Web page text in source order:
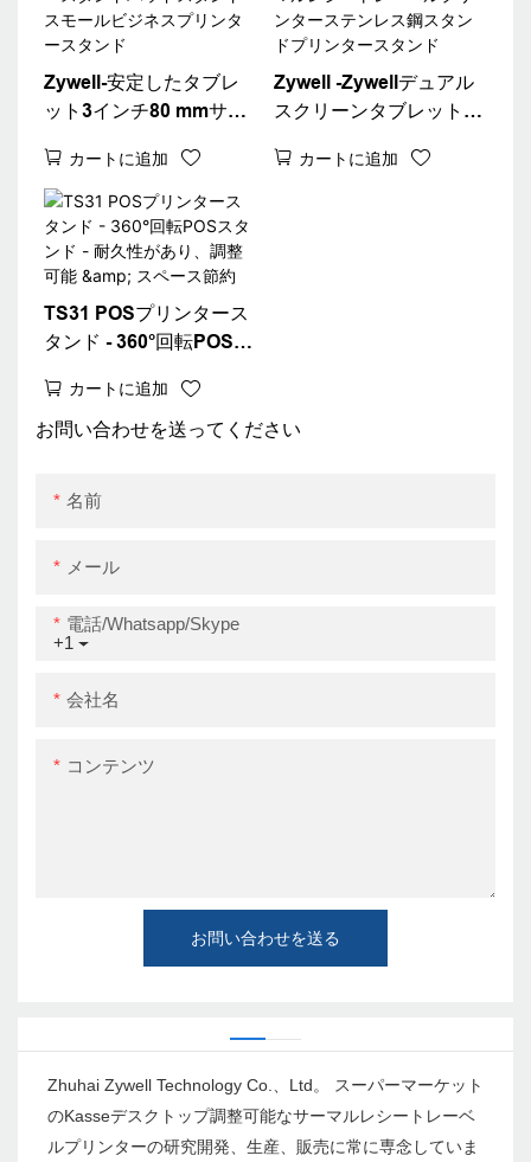
Zywell-安定したタブレ
ット3インチ80 mmサー
リンタースタンドパッド
スタンドスモールビジネ
スプリンタースタンド
カートに追加
Zywell -Zywellデュアル
スクリーンタブレットデ
80mmサーマルレシート
カートに追加
TS31 POSプリンタース
タンド - 360°回転POSス
調整可能 & スペース節約
カートに追加
お問い合わせを送ってください
名前
メール
+1
電話/whatsapp/skype
会社名
コンテンツ
お問い合わせを送る
Zhuhai Zywell Technology Co.、Ltd。 スーパーマーケット
のKasseデスクトップ調整可能なサーマルレシートレーベ
ルプリンターの研究開発、生産、販売に常に専念していま